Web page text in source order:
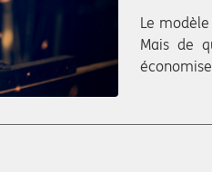
Le
Mais de